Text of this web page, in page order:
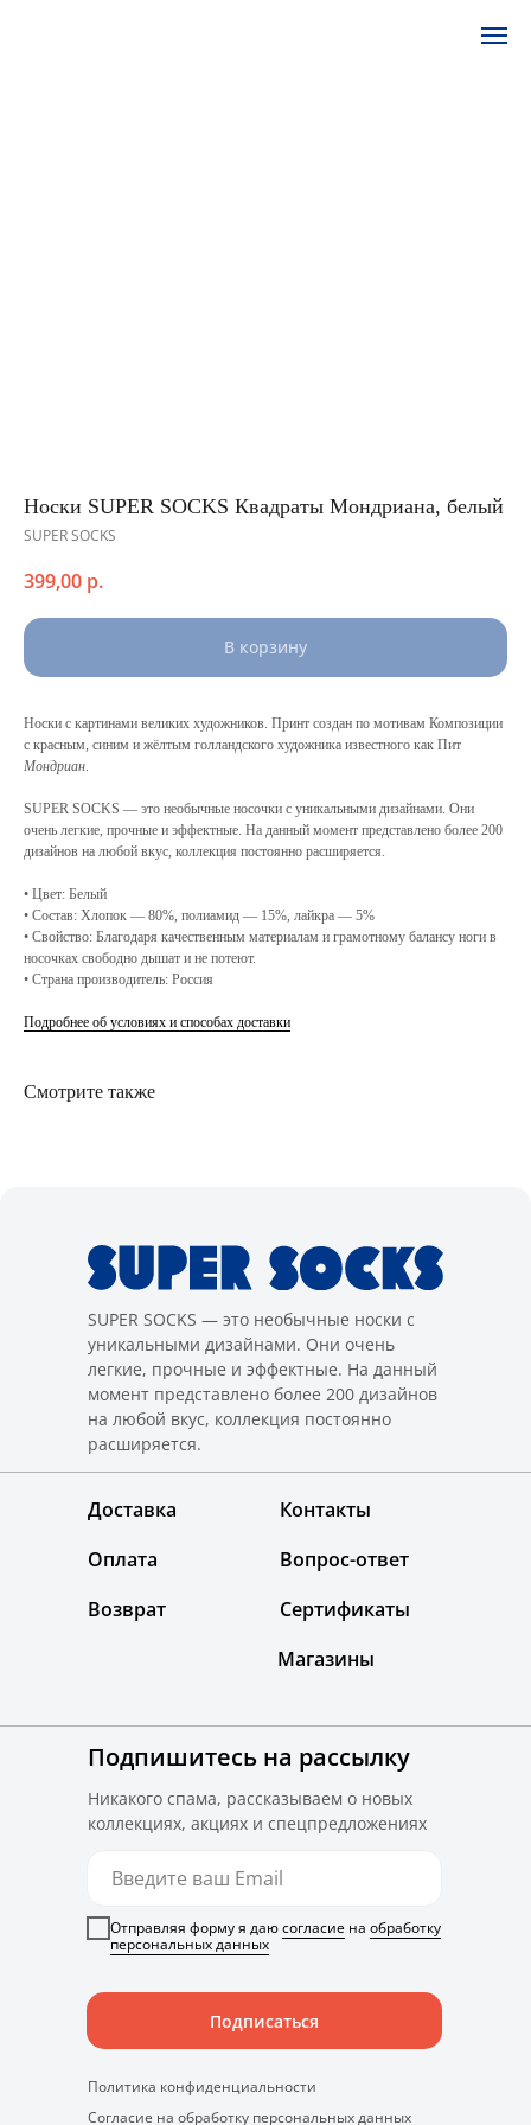
Носки SUPER SOCKS Квадраты Мондриана, белый
SUPER SOCKS
399,00 р.
В корзину
Носки с картинами великих художников. Принт создан по мотивам Композиции
с красным, синим и жёлтым голландского художника известного как Пит
Мондриан.
SUPER SOCKS — это необычные носочки с уникальными дизайнами. Они
очень легкие, прочные и эффектные. На данный момент представлено более 200
дизайнов на любой вкус, коллекция постоянно расширяется.
• Цвет: Белый
• Состав: Хлопок — 80%, полиамид — 15%, лайкра — 5%
• Свойство: Благодаря качественным материалам и грамотному балансу ноги в
носочках свободно дышат и не потеют.
• Страна производитель: Россия
Подробнее об условиях и способах доставки
Смотрите также
SUPER SOCKS — это необычные носки с
уникальными дизайнами. Они очень
легкие, прочные и эффектные. На данный
момент представлено более 200 дизайнов
на любой вкус, коллекция постоянно
расширяется.
Оплата
Доставка
Вопрос-ответ
Политика конфиденциальности
Согласие на обработку персональных данных
Контакты
Возврат
Подпишитесь на рассылку
Отправляя форму я даюсогласие на обработку
персональных данных
Подписаться
Никакого спама, рассказываем о новых
коллекциях, акциях и спецпредложениях
Сертификаты
Магазины